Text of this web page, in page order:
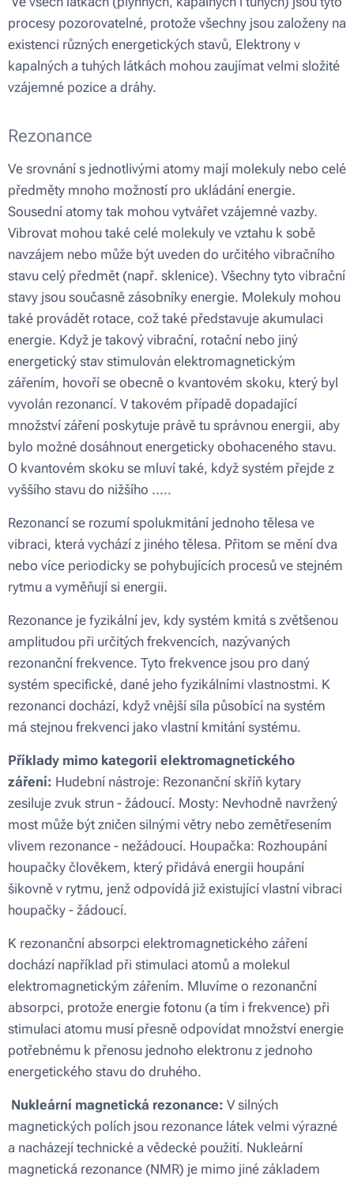
procesy pozorovatelné, protože všechny jsou založeny na
existenci různých energetických stavů, Elektrony v
kapalných a tuhých látkách mohou zaujímat velmi složité
vzájemné pozice a dráhy.
Rezonance
Ve srovnání s jednotlivými atomy mají molekuly nebo celé
předměty mnoho možností pro ukládání energie.
Sousední atomy tak mohou vytvářet vzájemné vazby.
Vibrovat mohou také celé molekuly ve vztahu k sobě
navzájem nebo může být uveden do určitého vibračního
stavu celý předmět (např. sklenice). Všechny tyto vibrační
stavy jsou současně zásobníky energie. Molekuly mohou
také provádět rotace, což také představuje akumulaci
energie. Když je takový vibrační, rotační nebo jiný
energetický stav stimulován elektromagnetickým
zářením, hovoří se obecně o kvantovém skoku, který byl
vyvolán rezonancí. V takovém případě dopadající
množství záření poskytuje právě tu správnou energii, aby
bylo možné dosáhnout energeticky obohaceného stavu.
O kvantovém skoku se mluví také, když systém přejde z
vyššího stavu do nižšího .....
Rezonancí se rozumí spolukmitání jednoho tělesa ve
vibraci, která vychází z jiného tělesa. Přitom se mění dva
nebo více periodicky se pohybujících procesů ve stejném
rytmu a vyměňují si energii.
Rezonance je fyzikální jev, kdy systém kmitá s zvětšenou
amplitudou při určitých frekvencích, nazývaných
rezonanční frekvence. Tyto frekvence jsou pro daný
systém specifické, dané jeho fyzikálními vlastnostmi. K
rezonanci dochází, když vnější síla působící na systém
má stejnou frekvenci jako vlastní kmitání systému.
Příklady mimo kategorii elektromagnetického
záření: Hudební nástroje: Rezonanční skříň kytary
zesiluje zvuk strun - žádoucí. Mosty: Nevhodně navržený
most může být zničen silnými větry nebo zemětřesením
vlivem rezonance - nežádoucí. Houpačka: Rozhoupání
houpačky člověkem, který přidává energii houpání
šikovně v rytmu, jenž odpovídá již existující vlastní vibraci
houpačky - žádoucí.
K rezonanční absorpci elektromagnetického záření
dochází například při stimulaci atomů a molekul
elektromagnetickým zářením. Mluvíme o rezonanční
absorpci, protože energie fotonu (a tím i frekvence) při
stimulaci atomu musí přesně odpovídat množství energie
potřebnému k přenosu jednoho elektronu z jednoho
energetického stavu do druhého.
Nukleární magnetická rezonance: V silných
magnetických polích jsou rezonance látek velmi výrazné
a nacházejí technické a vědecké použití. Nukleární
magnetická rezonance (NMR) je mimo jiné základem